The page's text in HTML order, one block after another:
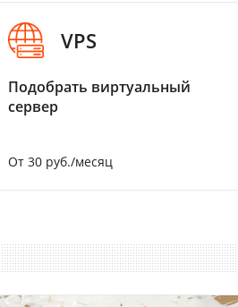
VPS
Подобрать виртуальный
сервер
От 30 руб./месяц